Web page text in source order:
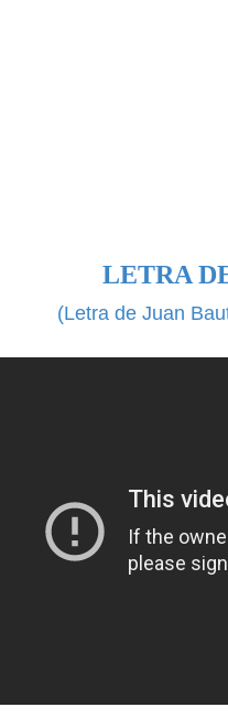
LETRA
(Letra de Juan